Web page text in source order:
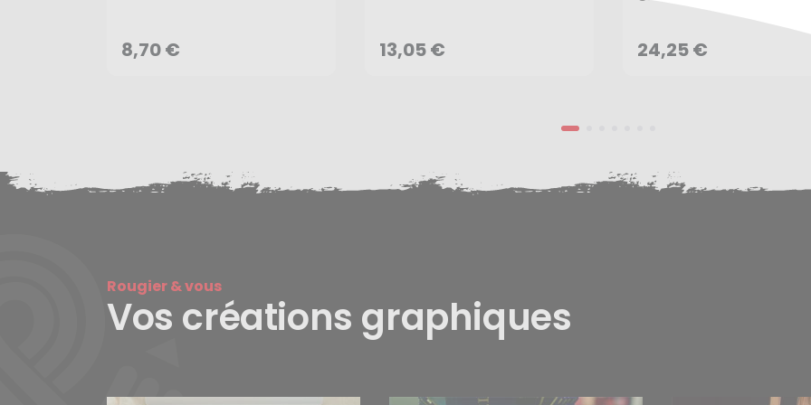
8,70 €AJOUTER AU PANIER 13,05 €AJOUTER AU PANIER
Rougier&Plé
24,25 €AJOUTER AU PANIER
Rougier & vous
Vos créations graphiques